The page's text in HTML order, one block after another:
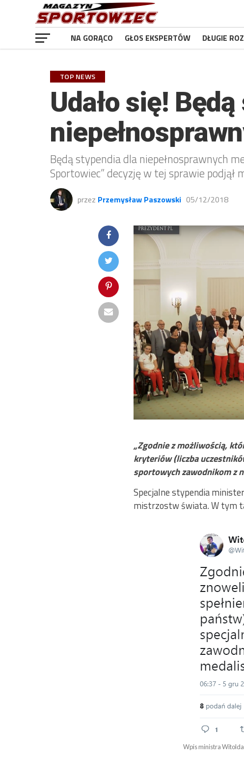
NA GORĄCO GŁOS EKSPERTÓW DŁUGIE
TOP NEWS
Udało się!
Będą stypendia dla niepełnosprawnych
Sportowiec” decyzję w tej sprawie
przez Przemysław Paszowski 05/12/2018
„Zgodnie z możliwością,
kryteriów (liczba
sportowych zawodnikom z
Specjalne stypendia
mistrzostw świata. W tym
Wpis ministra